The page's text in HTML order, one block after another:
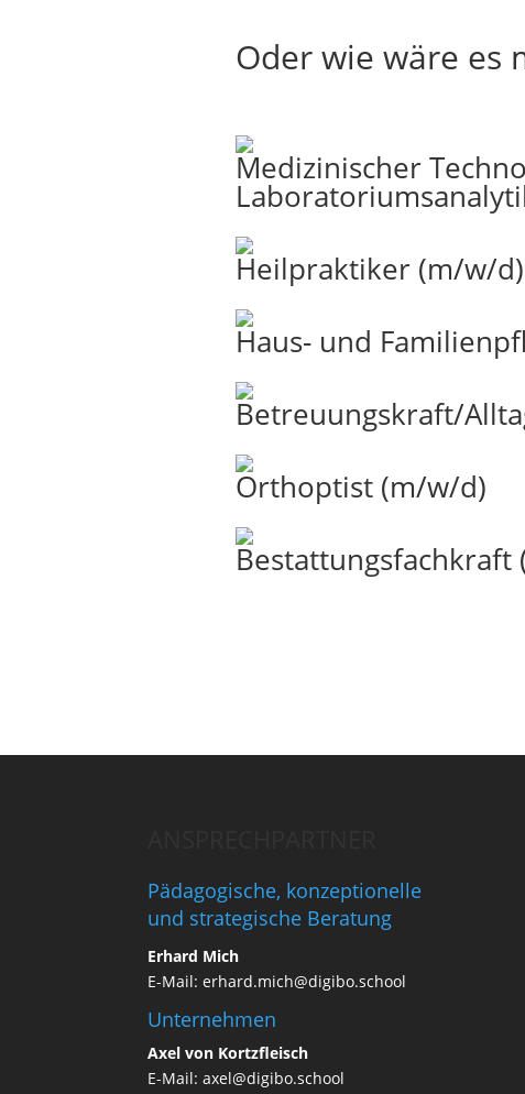
Oder wie wäre es
Medizinischer
Heilpraktiker (m/w/d)
Haus- und
Betreuungskraft/
Orthoptist (m/w/d)
Bestattungsfachkraft
Pädagogische, konzeptionelle
und strategische Beratung
Erhard Mich
E-Mail:erhard.mich@digibo.school
Unternehmen
Axel von Kortzfleisch
E-Mail:axel@digibo.school